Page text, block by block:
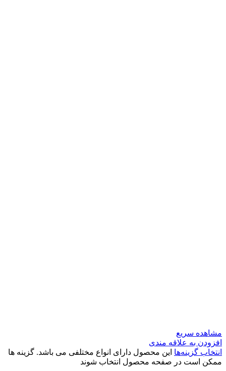
مشاهده سریع
افزودن به علاقه مندی
انتخاب گزینه‌ها این محصول دارای انواع مختلفی می باشد. گزینه ها
ممکن است در صفحه محصول انتخاب شوند